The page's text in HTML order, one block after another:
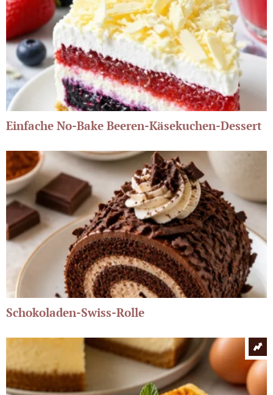
Einfache No-Bake Beeren-Käsekuchen-Dessert
Schokoladen-Swiss-Rolle